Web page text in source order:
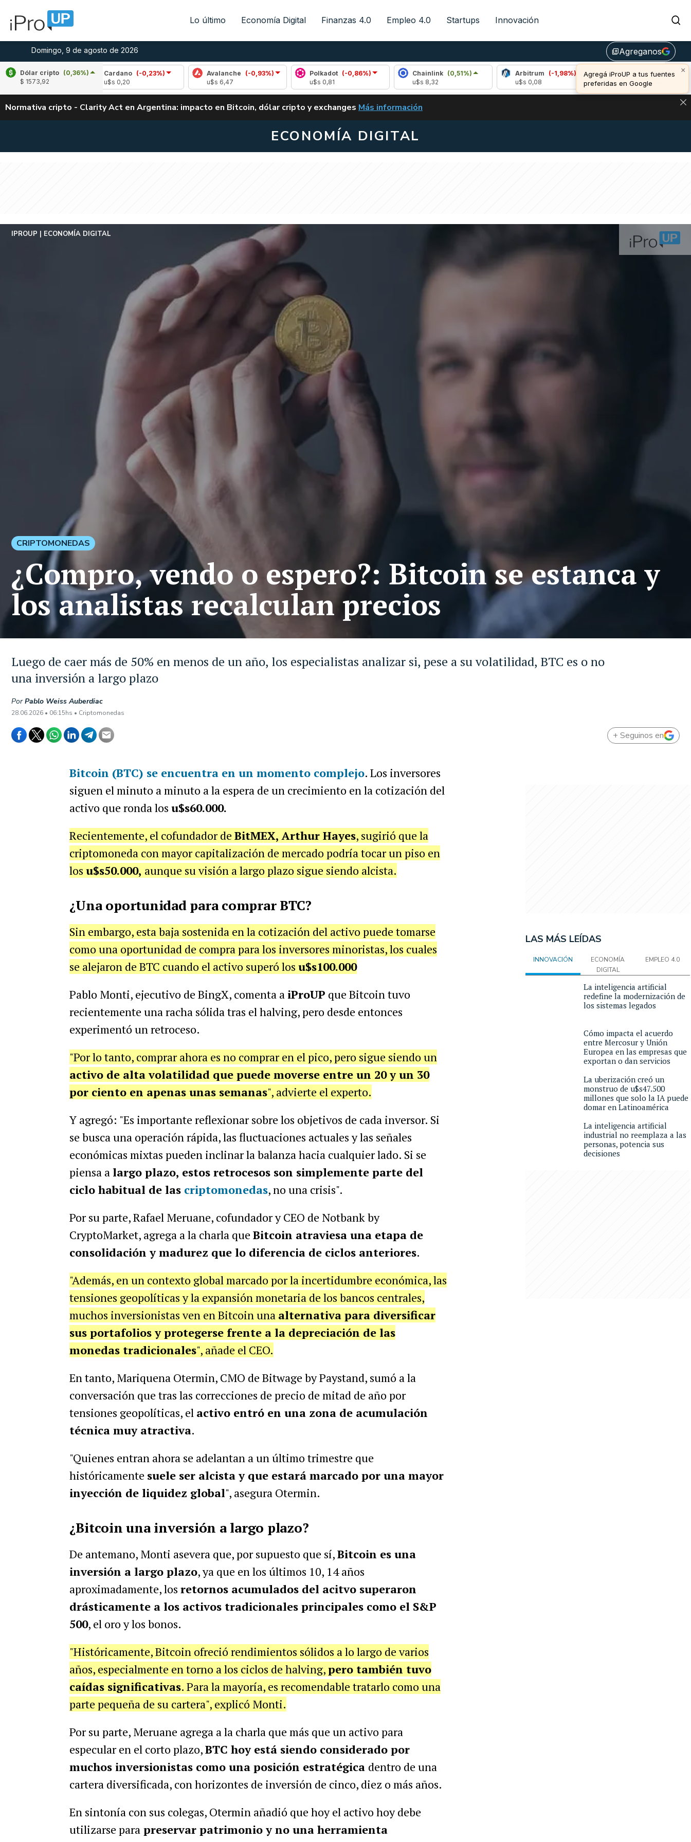
Lo último Economía Digital Finanzas 4.0 Empleo 4.0 Startups Innovación
Domingo, 9 de agosto de 2026 library_addAgreganos
×
Agregá iProUP a tus fuentes
preferidas en Google
Dólar cripto (0,36%)
$ 1573,92
Cardano
(-0,23%)
Avalanche (-0,93%)
Polkadot
(-0,86%)
Chainlink
(0,51%)
Arbitrum
(-1,98%)
Bitcoin
(-0,33%)
u$s 64.797,00
Normativa cripto - Clarity Act en Argentina: impacto en Bitcoin, dólar cripto y exchanges CLARITY ACT EN ARGENTINA: IMPACTO EN BITCOIN, DÓLAR CRIPTO Y EXCHANGES
Más información
ECONOMÍA DIGITAL
Luego de caer más de 50% en menos de un año, los especialistas analizar si, pese a su volatilidad, BTC es o no
una inversión a largo plazo
IPROUP ECONOMÍA DIGITAL
PorPablo Weiss Auberdiac
28.06.2026 • 06:15hs • Criptomonedas
CRIPTOMONEDAS
¿Compro, vendo o espero?: Bitcoin se estanca y
los analistas recalculan precios
+ Seguinos en
Bitcoin (BTC) se encuentra en un momento complejo. Los inversores
siguen el minuto a minuto a la espera de un crecimiento en la cotización del
activo que ronda los u$s60.000.
Recientemente, el cofundador de BitMEX, Arthur Hayes, sugirió que la
criptomoneda con mayor capitalización de mercado podría tocar un piso en
los u$s50.000, aunque su visión a largo plazo sigue siendo alcista.
¿Una oportunidad para comprar BTC?
Sin embargo, esta baja sostenida en la cotización del activo puede tomarse
como una oportunidad de compra para los inversores minoristas, los cuales
se alejaron de BTC cuando el activo superó los u$s100.000
Pablo Monti, ejecutivo de BingX, comenta a iProUP que Bitcoin tuvo
recientemente una racha sólida tras el halving, pero desde entonces
experimentó un retroceso.
"Por lo tanto, comprar ahora es no comprar en el pico, pero sigue siendo un
activo de alta volatilidad que puede moverse entre un 20 y un 30
por ciento en apenas unas semanas", advierte el experto.
Y agregó: "Es importante reflexionar sobre los objetivos de cada inversor. Si
se busca una operación rápida, las fluctuaciones actuales y las señales
económicas mixtas pueden inclinar la balanza hacia cualquier lado. Si se
piensa alargo plazo, estos retrocesos son simplemente parte del
ciclo habitual de las criptomonedas, no una crisis".
Por su parte, Rafael Meruane, cofundador y CEO de Notbank by
CryptoMarket, agrega a la charla que Bitcoin atraviesa una etapa de
consolidación y madurez que lo diferencia de ciclos anteriores.
"Además, en un contexto global marcado por la incertidumbre económica, las
tensiones geopolíticas y la expansión monetaria de los bancos centrales,
muchos inversionistas ven en Bitcoin una alternativa para diversificar
sus portafolios y protegerse frente a la depreciación de las
monedas tradicionales", añade el CEO.
En tanto, Mariquena Otermin, CMO de Bitwage by Paystand, sumó a la
conversación que tras las correcciones de precio de mitad de año por
tensiones geopolíticas, el activo entró en una zona de acumulación
técnica muy atractiva.
"Quienes entran ahora se adelantan a un último trimestre que
históricamente suele ser alcista y que estará marcado por una mayor
inyección de liquidez global", asegura Otermin.
¿Bitcoin una inversión a largo plazo?
De antemano, Monti asevera que, por supuesto que sí,Bitcoin es una
inversión a largo plazo, ya que en los últimos 10, 14 años
aproximadamente, los retornos acumulados del acitvo superaron
drásticamente a los activos tradicionales principales como el S&P
500, el oro y los bonos.
"Históricamente, Bitcoin ofreció rendimientos sólidos a lo largo de varios
años, especialmente en torno a los ciclos de halving,pero también tuvo
caídas significativas. Para la mayoría, es recomendable tratarlo como una
parte pequeña de su cartera", explicó Monti.
Por su parte, Meruane agrega a la charla que más que un activo para
especular en el corto plazo,BTC hoy está siendo considerado por
muchos inversionistas como una posición estratégica dentro de una
cartera diversificada, con horizontes de inversión de cinco, diez o más años.
En sintonía con sus colegas, Otermin añadió que hoy el activo hoy debe
utilizarse parapreservar patrimonio y no una herramienta
LAS MÁS LEÍDAS
INNOVACIÓN
ECONOMÍA
DIGITAL
EMPLEO 4.0
La inteligencia artificial
redefine la modernización de
los sistemas legados
Cómo impacta el acuerdo
entre Mercosur y Unión
Europea en las empresas que
exportan o dan servicios
La uberización creó un
monstruo de u$s47.500
millones que solo la IA puede
domar en Latinoamérica
La inteligencia artificial
industrial no reemplaza a las
personas, potencia sus
decisiones